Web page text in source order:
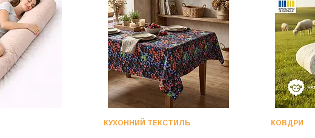
КУХОННИЙ ТЕКСТИЛЬ КОВДРИ